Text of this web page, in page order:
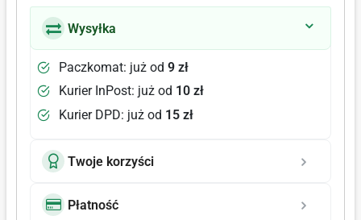
Wysyłka
Paczkomat: już od 9 zł
Kurier InPost: już od 10 zł
Kurier DPD: już od 15 zł
Twoje korzyści
Płatność